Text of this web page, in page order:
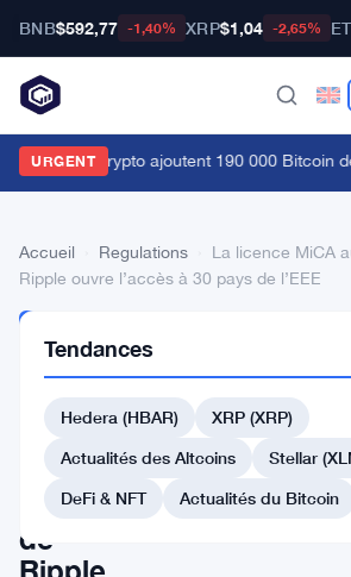
BNB$592,77 -1,40% XRP$1,04 -2,65%
URGENT
baleines crypto ajoutent 190 000 Bitcoin
Accueil Regulations
La licence MiCA
Ripple ouvre l’accès à 30 pays de l’EEE
La
licence
Luxembourg
de
Ripple
Tendances
Hedera (HBAR)
XRP (XRP)
Actualités des Altcoins
Stellar
DeFi & NFT
Actualités du Bitcoin